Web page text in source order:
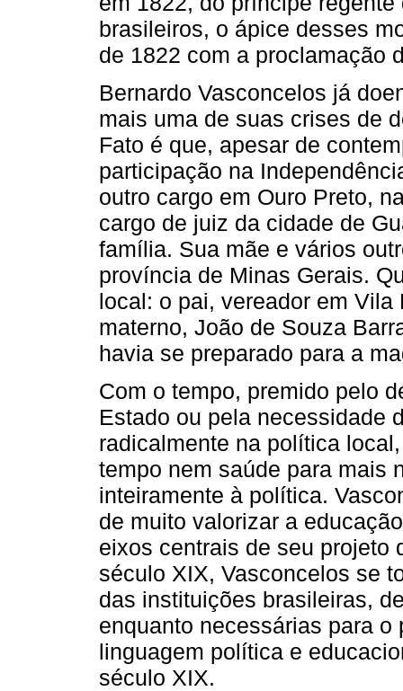
brasileiros, o ápice desses
de 1822 com a proclamação
Bernardo Vasconcelos já
mais uma de suas crises de
Fato é que, apesar de
participação na
outro cargo em Ouro Preto,
cargo de juiz da cidade de
família. Sua mãe e vários
província de Minas Gerais.
local: o pai, vereador em
materno, João de Souza
havia se preparado para a
Com o tempo, premido pelo
Estado ou pela necessidade
radicalmente na política
tempo nem saúde para mais
inteiramente à política.
de muito valorizar a
eixos centrais de seu projeto
século XIX, Vasconcelos se
das instituições brasileiras,
enquanto necessárias para
linguagem política e
século XIX.